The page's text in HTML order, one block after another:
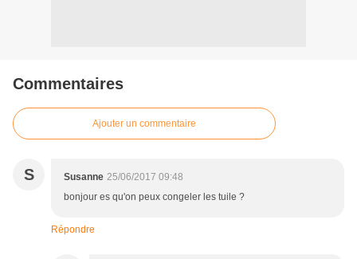
Commentaires
Ajouter un commentaire
S Susanne 25/06/2017 09:48
bonjour es qu'on peux congeler les tuile ?
Répondre